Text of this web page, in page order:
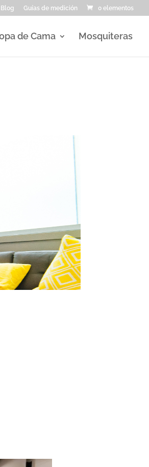
Blog Guías de medición 0 elementos
de Cama Mosquiteras